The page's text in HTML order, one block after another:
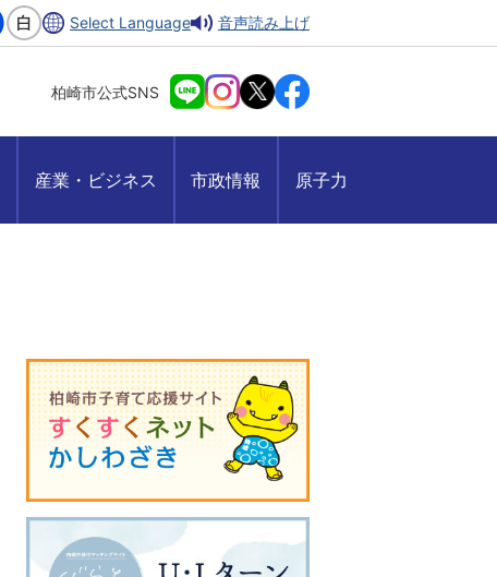
Select Language 音声読み上げ
柏崎市公式SNS
産業・ビジネス 市政情報 原子力